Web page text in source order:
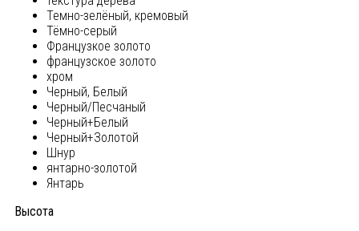
Темно-зелёный, кремовый
Тёмно-серый
Французкое золото
французское золото
хром
Черный, Белый
Черный/Песчаный
Черный+Белый
Черный+Золотой
Шнур
янтарно-золотой
Янтарь
Высота